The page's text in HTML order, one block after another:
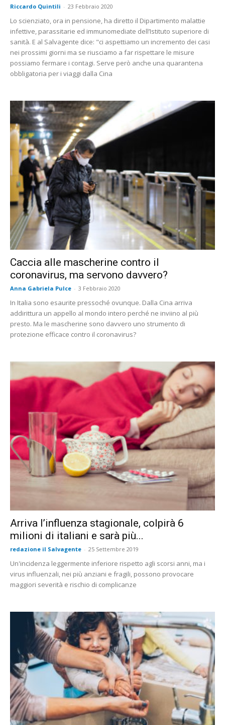
Riccardo Quintili - 23 Febbraio 2020
Lo scienziato, ora in pensione, ha diretto il Dipartimento malattie
infettive, parassitarie ed immunomediate dell’Istituto superiore di
sanità. E al Salvagente dice: "ci aspettiamo un incremento dei casi
nei prossimi giorni ma se riusciamo a far rispettare le misure
possiamo fermare i contagi. Serve però anche una quarantena
obbligatoria per i viaggi dalla Cina
Caccia alle mascherine contro il
coronavirus, ma servono davvero?
Anna Gabriela Pulce - 3 Febbraio 2020
In Italia sono esaurite pressoché ovunque. Dalla Cina arriva
addirittura un appello al mondo intero perché ne inviino al più
presto. Ma le mascherine sono davvero uno strumento di
protezione efficace contro il coronavirus?
Arriva l’influenza stagionale, colpirà 6
milioni di italiani e sarà più...
redazione il Salvagente - 25 Settembre 2019
Un'incidenza leggermente inferiore rispetto agli scorsi anni, ma i
virus influenzali, nei più anziani e fragili, possono provocare
maggiori severità e rischio di complicanze